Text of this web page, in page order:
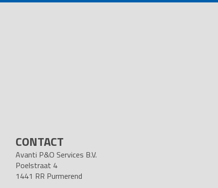
CONTACT
Avanti P&O Services B.V.
Poelstraat 4
1441 RR Purmerend